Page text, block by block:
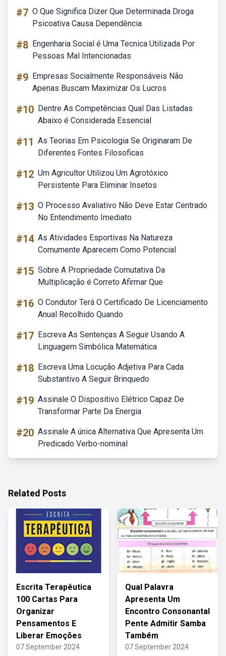
#7 O Que Significa Dizer Que Determinada Droga
Psicoativa Causa Dependência
#8 Engenharia Social é Uma Tecnica Utilizada Por
Pessoas Mal Intencionadas
#9 Empresas Socialmente Responsáveis Não
Apenas Buscam Maximizar Os Lucros
#10 Dentre As Competências Qual Das Listadas
Abaixo é Considerada Essencial
#11 As Teorias Em Psicologia Se Originaram De
Diferentes Fontes Filosoficas
#12 Um Agricultor Utilizou Um Agrotóxico
Persistente Para Eliminar Insetos
#13 O Processo Avaliativo Não Deve Estar Centrado
No Entendimento Imediato
#14 As Atividades Esportivas Na Natureza
Comumente Aparecem Como Potencial
#15 Sobre A Propriedade Comutativa Da
Multiplicação é Correto Afirmar Que
#16 O Condutor Terá O Certificado De Licenciamento
Anual Recolhido Quando
#17 Escreva As Sentenças A Seguir Usando A
Linguagem Simbólica Matemática
#18 Escreva Uma Locução Adjetiva Para Cada
Substantivo A Seguir Brinquedo
#19 Assinale O Dispositivo Elétrico Capaz De
Transformar Parte Da Energia
#20 Assinale A única Alternativa Que Apresenta Um
Predicado Verbo-nominal
Related Posts
Escrita Terapêutica
100 Cartas Para
Organizar
Pensamentos E
Liberar Emoções
07 September 2024
Qual Palavra
Apresenta Um
Encontro Consonantal
Pente Admitir Samba
Também
07 September 2024